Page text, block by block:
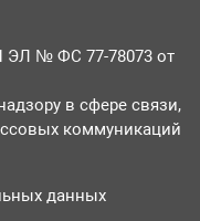
ЭЛ № ФС 77-78073 от
в сфере связи,
коммуникаций
данных